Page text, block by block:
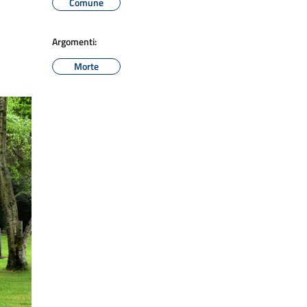
Argomenti:
Morte